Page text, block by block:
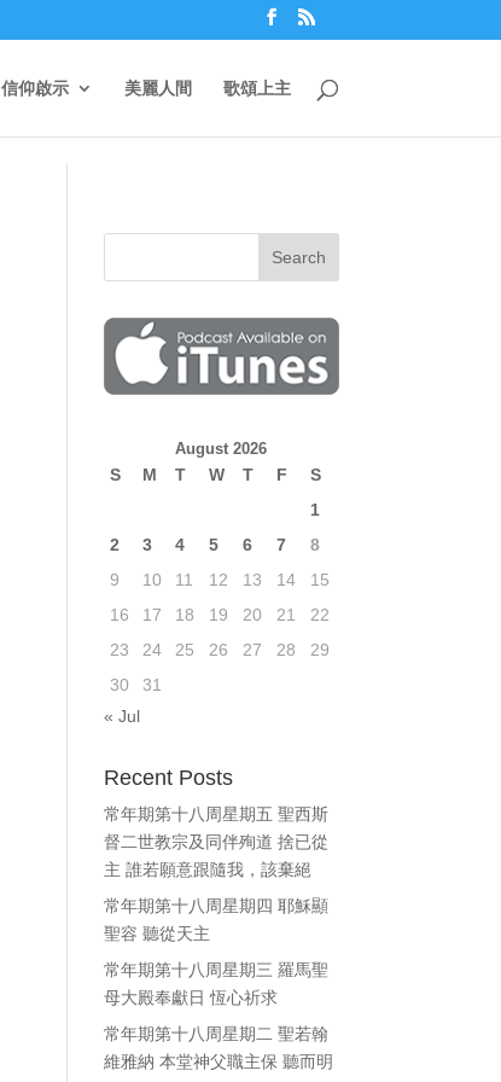
信仰啟示 美麗人間 歌頌上主
August 2026
S M T W T F
S
1
2
3 4 5 6 7
8
9
10 11 12 13 14
15
16
17 18 19 20 21
22
23
24 25 26 27 28
29
30
31
« Jul
Recent Posts
常年期第十八周星期五 聖西斯
督二世教宗及同伴殉道 捨已從
主 誰若願意跟隨我，該棄絕
常年期第十八周星期四 耶穌顯
聖容 聽從天主
常年期第十八周星期三 羅馬聖
母大殿奉獻日 恆心祈求
常年期第十八周星期二 聖若翰
維雅納 本堂神父職主保 聽而明